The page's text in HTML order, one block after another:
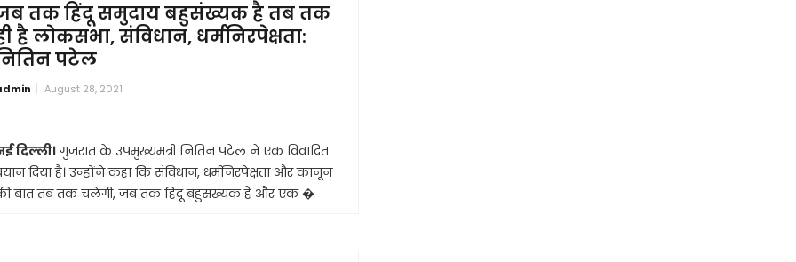
तक हिंदू समुदाय बहुसंख्यक है तब तक
है लोकसभा, संविधान, धर्मनिरपेक्षता:
पटेल
August 28, 2021
दिल्ली।गुजरात के उपमुख्यमंत्री नितिन पटेल ने एक विवादित
दिया है। उन्होंने कहा कि संविधान, धर्मनिरपेक्षता और कानून
बात तब तक चलेगी, जब तक हिंदू बहुसंख्यक हैं और एक �